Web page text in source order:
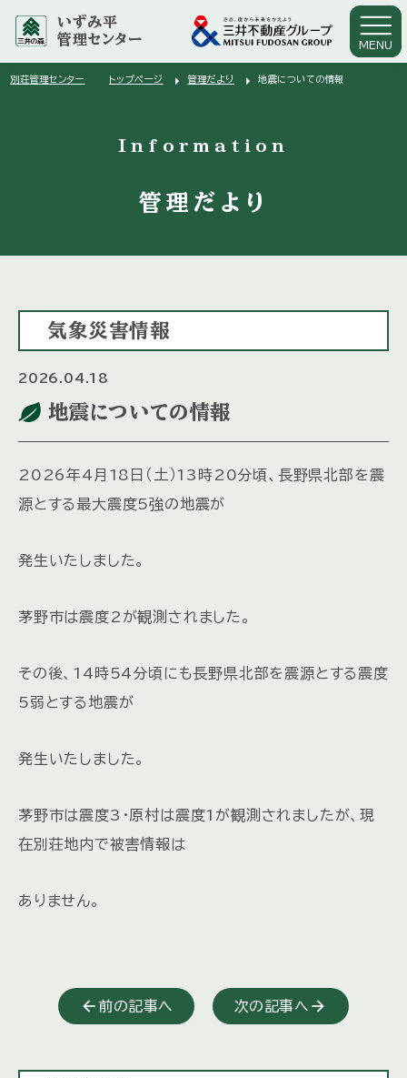
いずみ平
管理センター
MENU
別荘管理センター トップページ arrow_right 管理だより arrow_right 地震についての情報
Information
管理だより
気象災害情報
2026.04.18
地震についての情報
2026年4月18日（土）13時20分頃、長野県北部を震
源とする最大震度5強の地震が
発生いたしました。
茅野市は震度2が観測されました。
その後、14時54分頃にも長野県北部を震源とする震度
5弱とする地震が
発生いたしました。
茅野市は震度3・原村は震度1が観測されましたが、現
在別荘地内で被害情報は
ありません。
前の記事へ 次の記事へ